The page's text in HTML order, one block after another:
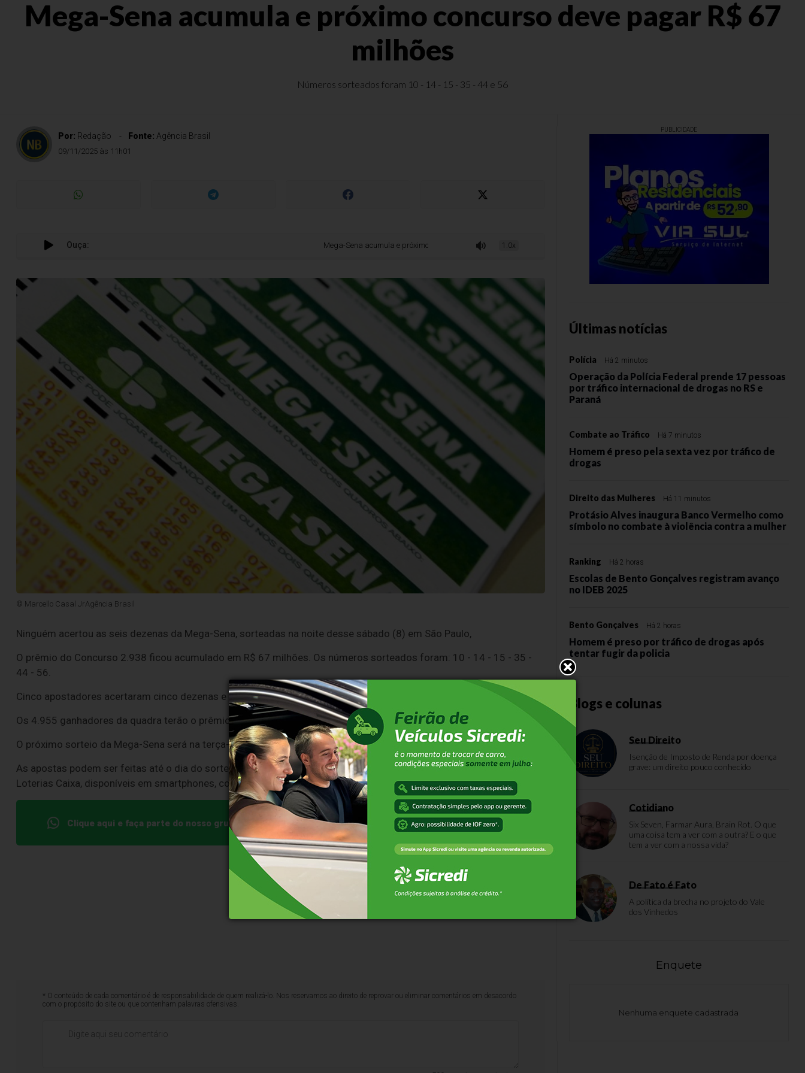
Mega-Sena acumula e próximo concurso deve pagar R$ 67
milhões
Números sorteados foram 10 - 14 - 15 - 35 - 44 e 56
Por: Redação Fonte: Agência Brasil
09/11/2025 às 11h01
Ouça: Mega-Sena acumula e próximo concurso deve pagar R$ 67 milhões
1.0x
© Marcello Casal JrAgência Brasil
Ninguém acertou as seis dezenas da Mega-Sena, sorteadas na noite desse sábado (8) em São Paulo,
O prêmio do Concurso 2.938 ficou acumulado em R$ 67 milhões. Os números sorteados foram: 10 - 14 - 15 - 35 -
44 - 56.
Cinco apostadores acertaram cinco dezenas e receberão, cada um, R$ R$ 44.047,10.
Os 4.955 ganhadores da quadra terão o prêmio individual de R$ 952,43.
O próximo sorteio da Mega-Sena será na terça-feira (11).
As apostas podem ser feitas até o dia do sorteio em qualquer lotérica do país ou por meio dositee aplicativo
Loterias Caixa, disponíveis em smartphones, computadores e outros dispositivos.
Clique aqui e faça parte do nosso grupo no WhatsApp
* O conteúdo de cada comentário é de responsabilidade de quem realizá-lo. Nos reservamos ao direito de reprovar ou eliminar comentários em desacordo
com o propósito do site ou que contenham palavras ofensivas.
PUBLICIDADE
Últimas notícias
Polícia Há 2 minutos
Operação da Polícia Federal prende 17 pessoas
por tráfico internacional de drogas no RS e
Paraná
Combate ao Tráfico Há 7 minutos
Homem é preso pela sexta vez por tráfico de
drogas
Direito das Mulheres Há 11 minutos
Protásio Alves inaugura Banco Vermelho como
símbolo no combate à violência contra a mulher
Ranking Há 2 horas
Escolas de Bento Gonçalves registram avanço
no IDEB 2025
Bento Gonçalves Há 2 horas
Homem é preso por tráfico de drogas após
tentar fugir da policia
Blogs e colunas
Seu Direito
Isenção de Imposto de Renda por doença
grave: um direito pouco conhecido
Cotidiano
Six Seven, Farmar Aura, Brain Rot. O que
uma coisa tem a ver com a outra? E o que
tem a ver com a nossa vida?
De Fato é Fato
A política da brecha no projeto do Vale
dos Vinhedos
Enquete
Nenhuma enquete cadastrada